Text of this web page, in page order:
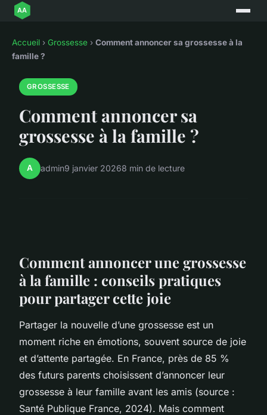
Accueil › Grossesse › Comment annoncer sa grossesse à la
famille ?
GROSSESSE
Comment annoncer sa
grossesse à la famille ?
A admin9 janvier 20268 min de lecture
Comment annoncer une grossesse
à la famille : conseils pratiques
pour partager cette joie
Partager la nouvelle d’une grossesse est un
moment riche en émotions, souvent source de joie
et d’attente partagée. En France, près de 85 %
des futurs parents choisissent d’annoncer leur
grossesse à leur famille avant les amis (source :
Santé Publique France, 2024). Mais comment